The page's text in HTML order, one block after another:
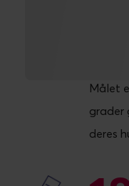
Målet
grader
deres